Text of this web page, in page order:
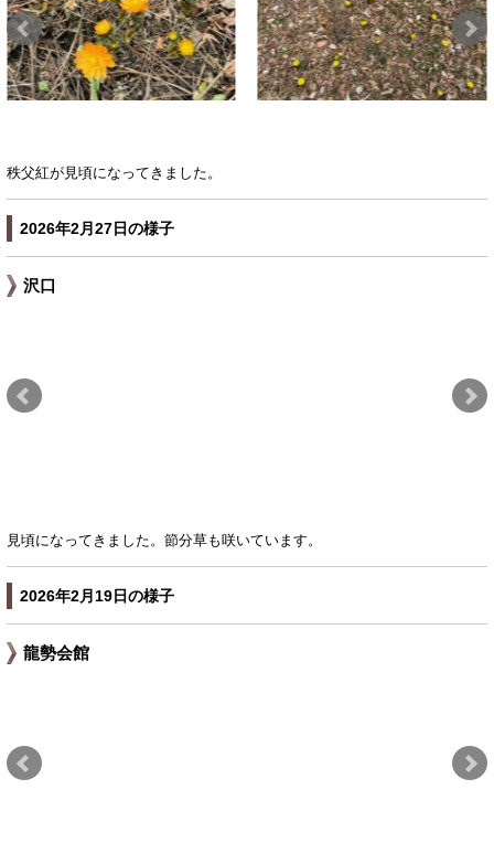
秩父紅が見頃になってきました。
2026年2月27日の様子
沢口
見頃になってきました。節分草も咲いています。
2026年2月19日の様子
龍勢会館